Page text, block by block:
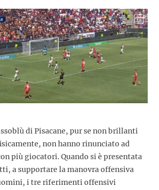
di Pisacane, pur se non brillanti
non hanno rinunciato ad
più giocatori. Quando si è presentata
a supportare la manovra offensiva
i tre riferimenti offensivi